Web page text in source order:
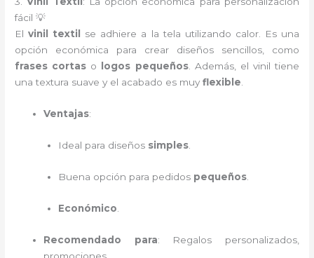
fácil 💡
Elvinil textil
se adhiere a la tela utilizando calor. Es una
opción económica para crear diseños sencillos, como
frases cortas o logos pequeños. Además, el vinil tiene
una textura suave y el acabado es muyflexible.
Ventajas:
Ideal para diseños simples.
Buena opción para pedidos pequeños.
Económico
Recomendado para: Regalos personalizados,
promociones.